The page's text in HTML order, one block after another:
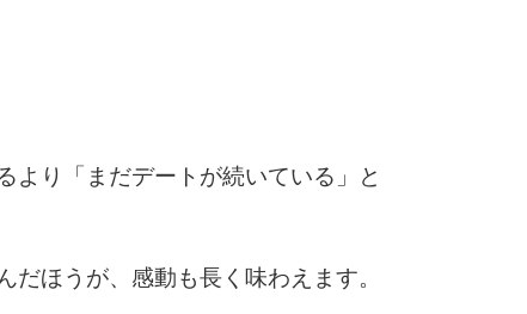
より「まだデートが続いている」と
ほうが、感動も長く味わえます。